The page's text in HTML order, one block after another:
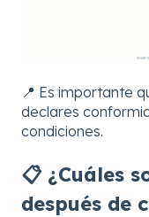
📍 Es importante
declares
condiciones.
📋 ¿Cuáles
después de